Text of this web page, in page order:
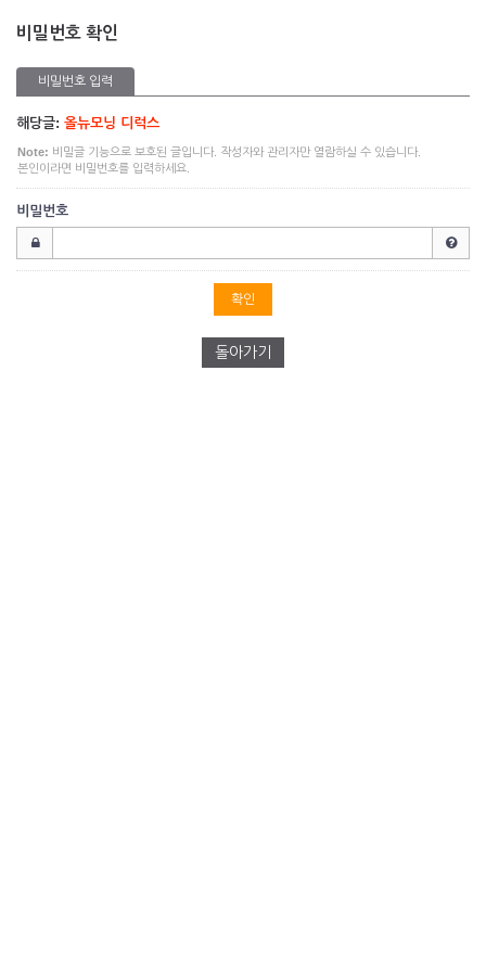
비밀번호 확인
비밀번호 입력
해당글: 올뉴모닝 디럭스
Note: 비밀글 기능으로 보호된 글입니다. 작성자와 관리자만 열람하실 수 있습니다.
본인이라면 비밀번호를 입력하세요.
비밀번호
돌아가기